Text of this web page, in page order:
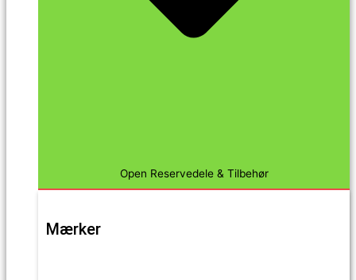
Open Reservedele & Tilbehør
Mærker